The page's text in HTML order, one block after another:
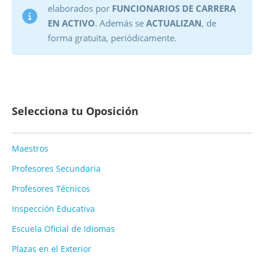
elaborados por FUNCIONARIOS DE CARRERA
EN ACTIVO. Además se ACTUALIZAN, de
forma gratuita, periódicamente.
Selecciona tu Oposición
Maestros
Profesores Secundaria
Profesores Técnicos
Inspección Educativa
Escuela Oficial de Idiomas
Plazas en el Exterior